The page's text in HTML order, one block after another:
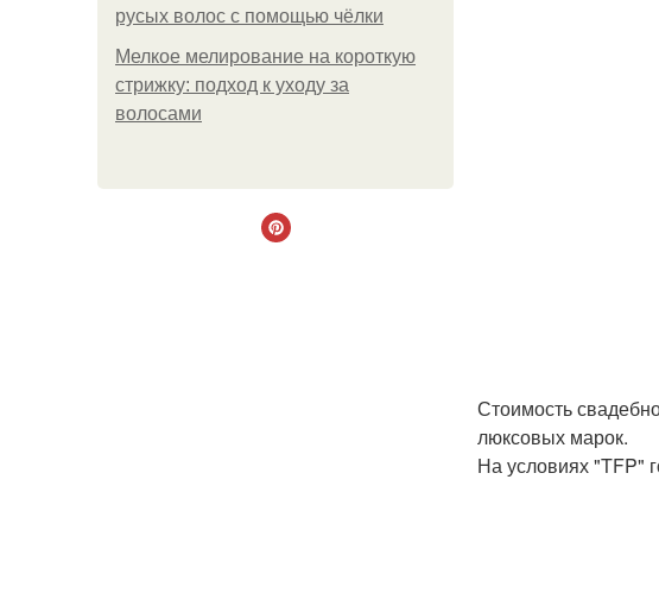
русых волос с помощью чёлки
Мелкое мелирование на короткую
стрижку: подход к уходу за
волосами
Стоимость
люксовых марок.
На условиях "TFP"